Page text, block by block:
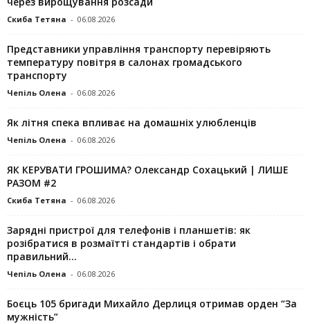
Скиба Тетяна - 06.08.2026
Представники управління транспорту перевіряють
температуру повітря в салонах громадського
транспорту
Чепіль Олена - 06.08.2026
Як літня спека впливає на домашніх улюбленців
Чепіль Олена - 06.08.2026
ЯК КЕРУВАТИ ГРОШИМА? Олександр Сохацький | ЛИШЕ
РАЗОМ #2
Скиба Тетяна - 06.08.2026
Зарядні пристрої для телефонів і планшетів: як
розібратися в розмаїтті стандартів і обрати
правильний...
Чепіль Олена - 06.08.2026
Боєць 105 бригади Михайло Дерлиця отримав орден “За
мужність”